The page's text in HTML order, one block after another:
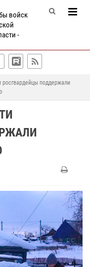
войск
-
росгвардейцы поддержали